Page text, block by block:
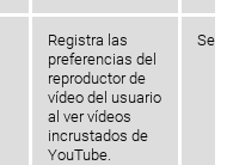
Registra las
preferencias del
reproductor de
vídeo del usuario
al ver vídeos
incrustados de
YouTube.